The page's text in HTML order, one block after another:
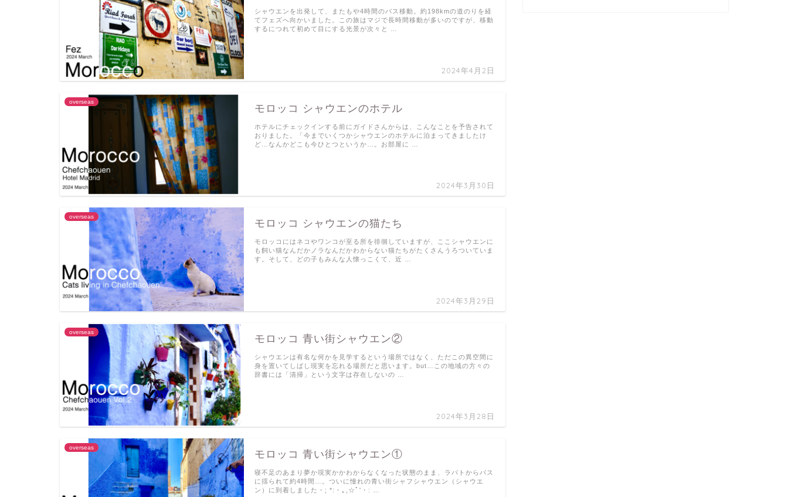
2024年4月2日
シャウエンを出発して、またもや4時間のバス移動。約198kmの道のりを経
てフェズへ向かいました。この旅はマジで長時間移動が多いのですが、移動
するにつれて初めて目にする光景が次々と …
overseas
モロッコ シャウエンのホテル
2024年3月30日
ホテルにチェックインする前にガイドさんからは、こんなことを予告されて
おりました。「今までいくつかシャウエンのホテルに泊まってきましたけ
ど…なんかどこも今ひとつというか…。お部屋に …
overseas
モロッコ シャウエンの猫たち
2024年3月29日
モロッコにはネコやワンコが至る所を徘徊していますが、ここシャウエンに
も飼い猫なんだかノラなんだかわからない猫たちがたくさんうろついていま
す。そして、どの子もみんな人懐っこくて、近 …
overseas
モロッコ 青い街シャウエン②
2024年3月28日
シャウエンは有名な何かを見学するという場所ではなく、ただこの異空間に
身を置いてしばし現実を忘れる場所だと思います。but…この地域の方々の
辞書には「清掃」という文字は存在しないの …
overseas
モロッコ 青い街シャウエン①
寝不足のあまり夢か現実かかわからなくなった状態のまま、ラバトからバス
に揺られて約4時間…。ついに憧れの青い街シャフシャウエン（シャウエ
ン）に到着しました・; *:・｡,☆ﾟ'・: …